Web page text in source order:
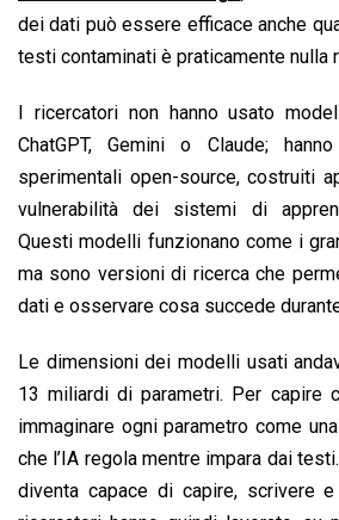
dei dati può essere efficace anche
testi contaminati è praticamente nulla
I ricercatori non hanno usato
ChatGPT, Gemini o Claude;
sperimentali open-source, costruiti
vulnerabilità dei sistemi di
Questi modelli funzionano come i
ma sono versioni di ricerca che
dati e osservare cosa succede
Le dimensioni dei modelli usati
13 miliardi di parametri. Per capire
immaginare ogni parametro come
che l’IA regola mentre impara dai
diventa capace di capire, scrivere e